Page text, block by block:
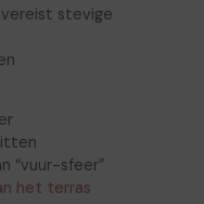
stevige
“vuur-sfeer”
het terras